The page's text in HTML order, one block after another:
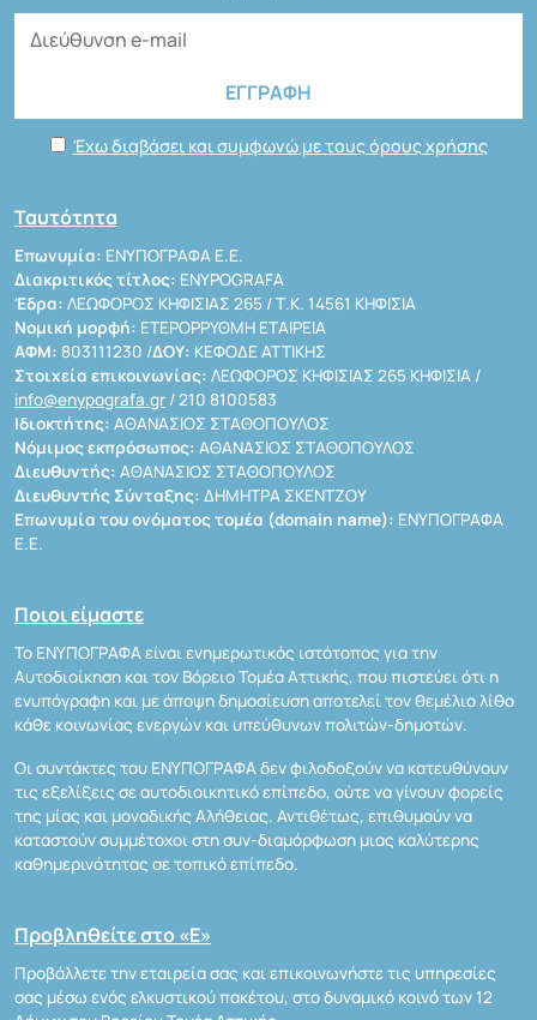
Έχω διαβάσει και συμφωνώ με τους όρους χρήσης
Ταυτότητα
Επωνυμία: ΕΝΥΠΟΓΡΑΦΑ Ε.Ε.
Διακριτικός τίτλος: ENYPOGRAFA
Έδρα: ΛΕΩΦΟΡΟΣ ΚΗΦΙΣΙΑΣ 265 / Τ.Κ. 14561 ΚΗΦΙΣΙΑ
Νομική μορφή: ΕΤΕΡΟΡΡΥΘΜΗ ΕΤΑΙΡΕΙΑ
ΑΦΜ: 803111230 /ΔΟΥ: ΚΕΦΟΔΕ ΑΤΤΙΚΗΣ
Στοιχεία επικοινωνίας: ΛΕΩΦΟΡΟΣ ΚΗΦΙΣΙΑΣ 265 ΚΗΦΙΣΙΑ /
info@enypografa.gr / 210 8100583
Ιδιοκτήτης: ΑΘΑΝΑΣΙΟΣ ΣΤΑΘΟΠΟΥΛΟΣ
Νόμιμος εκπρόσωπος: ΑΘΑΝΑΣΙΟΣ ΣΤΑΘΟΠΟΥΛΟΣ
Διευθυντής: ΑΘΑΝΑΣΙΟΣ ΣΤΑΘΟΠΟΥΛΟΣ
Διευθυντής Σύνταξης: ΔΗΜΗΤΡΑ ΣΚΕΝΤΖΟΥ
Επωνυμία του ονόματος τομέα (domain name): ΕΝΥΠΟΓΡΑΦΑ
Ε.Ε.
Ποιοι είμαστε
Το ΕΝΥΠΟΓΡΑΦΑ είναι ενημερωτικός ιστότοπος για την
Αυτοδιοίκηση και τον Βόρειο Τομέα Αττικής, που πιστεύει ότι η
ενυπόγραφη και με άποψη δημοσίευση αποτελεί τον θεμέλιο λίθο
κάθε κοινωνίας ενεργών και υπεύθυνων πολιτών-δημοτών.
Οι συντάκτες του ΕΝΥΠΟΓΡΑΦΑ δεν φιλοδοξούν να κατευθύνουν
τις εξελίξεις σε αυτοδιοικητικό επίπεδο, ούτε να γίνουν φορείς
της μίας και μοναδικής Αλήθειας. Αντιθέτως, επιθυμούν να
καταστούν συμμέτοχοι στη συν-διαμόρφωση μιας καλύτερης
καθημερινότητας σε τοπικό επίπεδο.
Προβληθείτε στο «Ε»
Προβάλλετε την εταιρεία σας και επικοινωνήστε τις υπηρεσίες
σας μέσω ενός ελκυστικού πακέτου, στο δυναμικό κοινό των 12